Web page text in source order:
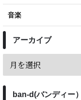
音楽
アーカイブ
ban-d(バンディー